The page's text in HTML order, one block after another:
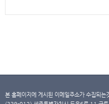
본 홈페이지에 게시된 이메일주소가 수집되